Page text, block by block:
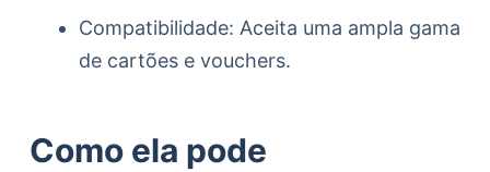
Compatibilidade: Aceita uma ampla gama
de cartões e vouchers.
Como ela pode